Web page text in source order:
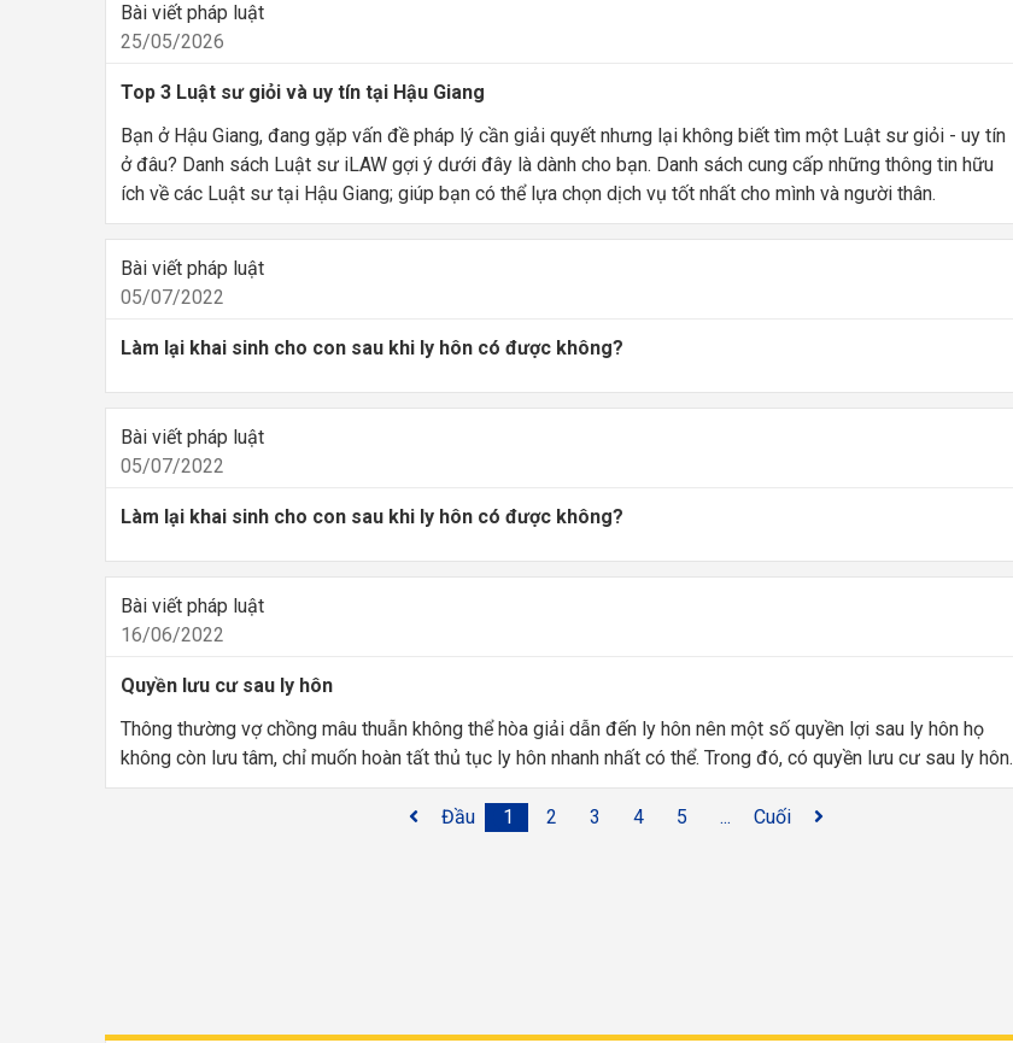
Bài viết pháp luật
25/05/2026
Top 3 Luật sư giỏi và uy tín tại Hậu Giang
Bạn ở Hậu Giang, đang gặp vấn đề pháp lý cần giải quyết nhưng lại không biết tìm một Luật sư giỏi - uy tín
ở đâu? Danh sách Luật sư iLAW gợi ý dưới đây là dành cho bạn. Danh sách cung cấp những thông tin hữu
ích về các Luật sư tại Hậu Giang; giúp bạn có thể lựa chọn dịch vụ tốt nhất cho mình và người thân.
Bài viết pháp luật
05/07/2022
Làm lại khai sinh cho con sau khi ly hôn có được không?
Bài viết pháp luật
05/07/2022
Làm lại khai sinh cho con sau khi ly hôn có được không?
Bài viết pháp luật
16/06/2022
Quyền lưu cư sau ly hôn
Thông thường vợ chồng mâu thuẫn không thể hòa giải dẫn đến ly hôn nên một số quyền lợi sau ly hôn họ
không còn lưu tâm, chỉ muốn hoàn tất thủ tục ly hôn nhanh nhất có thể. Trong đó, có quyền lưu cư sau ly hôn.
Đầu 1 2 3 4 5 ... Cuối